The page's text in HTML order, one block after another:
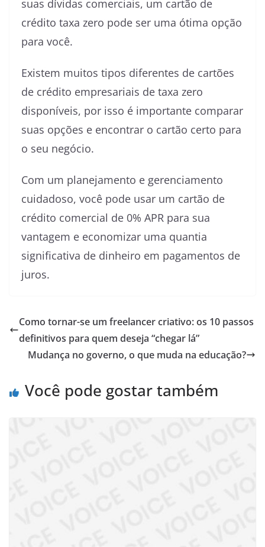
suas dívidas comerciais, um cartão de
crédito taxa zero pode ser uma ótima opção
para você.
Existem muitos tipos diferentes de cartões
de crédito empresariais de taxa zero
disponíveis, por isso é importante comparar
suas opções e encontrar o cartão certo para
o seu negócio.
Com um planejamento e gerenciamento
cuidadoso, você pode usar um cartão de
crédito comercial de 0% APR para sua
vantagem e economizar uma quantia
significativa de dinheiro em pagamentos de
juros.
Como tornar-se um freelancer criativo: os 10 passos
definitivos para quem deseja “chegar lá”
Mudança no governo, o que muda na educação?
Você pode gostar também